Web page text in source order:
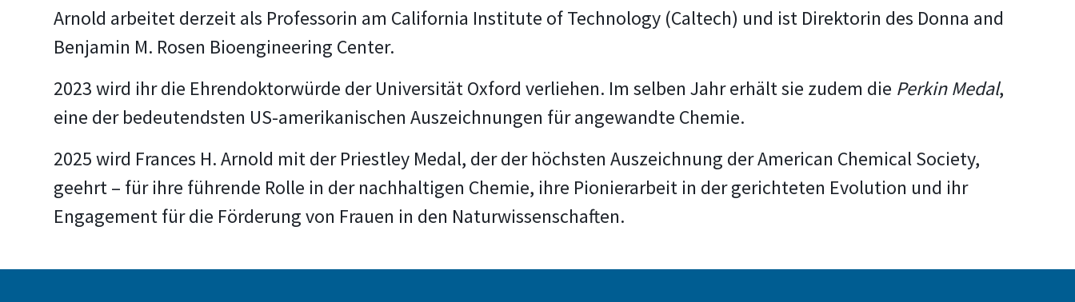
Arnold arbeitet derzeit als Professorin am California Institute of Technology (Caltech) und ist Direktorin des Donna and
Benjamin M. Rosen Bioengineering Center.
2023 wird ihr die Ehrendoktorwürde der Universität Oxford verliehen. Im selben Jahr erhält sie zudem die Perkin Medal,
eine der bedeutendsten US-amerikanischen Auszeichnungen für angewandte Chemie.
2025 wird Frances H. Arnold mit der Priestley Medal, der der höchsten Auszeichnung der American Chemical Society,
geehrt – für ihre führende Rolle in der nachhaltigen Chemie, ihre Pionierarbeit in der gerichteten Evolution und ihr
Engagement für die Förderung von Frauen in den Naturwissenschaften.